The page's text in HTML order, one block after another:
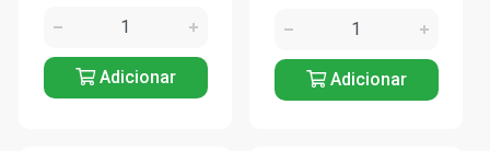
Adicionar Adicionar